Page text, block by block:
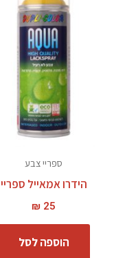
ספריי צבע
הידרו אמאייל ספריי
₪ 25
הוספה לסל